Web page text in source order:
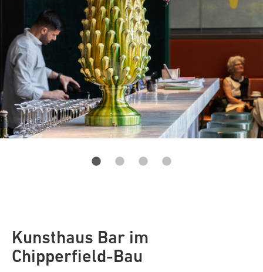
Kunsthaus Bar im
Chipperfield-Bau